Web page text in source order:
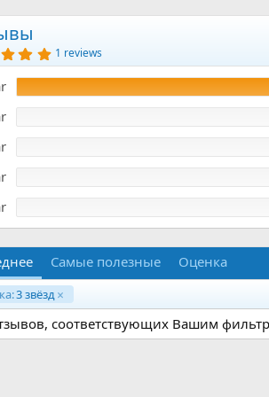
р
с
д
а
н
и
я
5
.
0
0
з
ё
з
1 reviews
Самые полезные Оценка
3 звёзд
соответствующих Вашим